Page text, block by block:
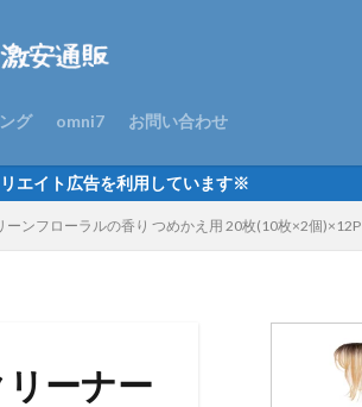
グ omni7 お問い合わせ
エイト広告を利用しています※
ンフローラルの香り つめかえ用 20枚(10枚×2個)×12P
リーナー